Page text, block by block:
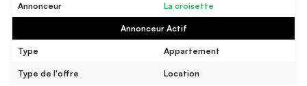
Annonceur La croisette
Annonceur Actif
Type Appartement
Type de l'offre Location